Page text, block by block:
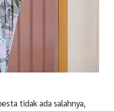
tidak ada salahnya,